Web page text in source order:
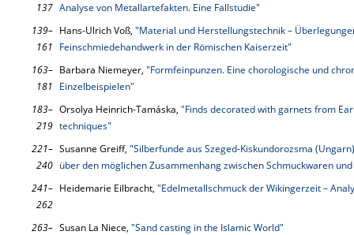
137 Analyse von Metallartefakten. Eine Fallstudie"
139–
161
Hans-Ulrich Voß, "Material und Herstellungstechnik –
Feinschmiedehandwerk in der Römischen Kaiserzeit"
163–
181
Barbara Niemeyer, "Formfeinpunzen. Eine chorologische und
Einzelbeispielen"
183–
219
Orsolya Heinrich-Tamáska, "Finds decorated with garnets from
techniques"
221–
240
Susanne Greiff, "Silberfunde aus Szeged-Kiskundorozsma
über den möglichen Zusammenhang zwischen Schmuckwaren
241–
262
Heidemarie Eilbracht, "Edelmetallschmuck der Wikingerzeit –
263– Susan La Niece, "Sand casting in the Islamic World"